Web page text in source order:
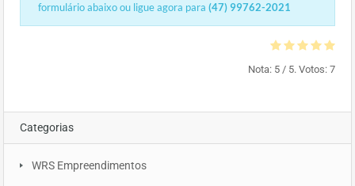
formulário abaixo ou ligue agora para (47) 99762-2021
Nota: 5 / 5. Votos: 7
Categorias
WRS Empreendimentos